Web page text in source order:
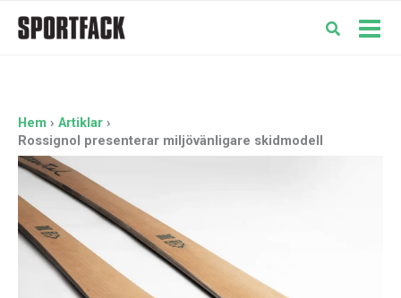
Hem
Artiklar
Rossignol presenterar miljövänligare skidmodell